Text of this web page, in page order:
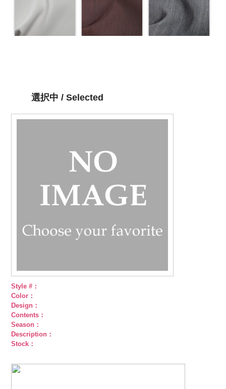
選択中 / Selected
Style #：
Color：
Design：
Contents：
Season：
Description：
Stock：